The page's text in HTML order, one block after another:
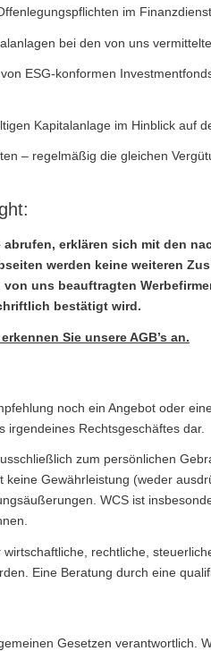
im
bei den von uns
ESG-konformen
Kapitalanlage im Hinblick auf
– regelmäßig die gleichen
erklären sich mit den
werden keine weiteren
uns beauftragten
bestätigt wird.
Sie unsere AGB’s an.
noch ein Angebot oder
irgendeines Rechtsgeschäftes dar.
zum persönlichen
Gewährleistung (weder
WCS ist
rechtliche,
Eine Beratung durch eine
Gesetzen verantwortlich.